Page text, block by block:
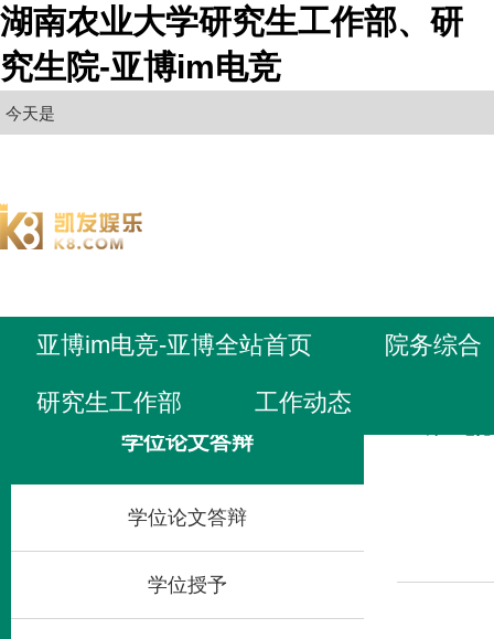
湖南农业大学研究生工作部、研
究生院-亚博im电竞
今天是
亚博im电竞-亚博全站首页 院务综合
研究生工作部 工作动态
学位论文答辩
学位论文答辩
学位授予